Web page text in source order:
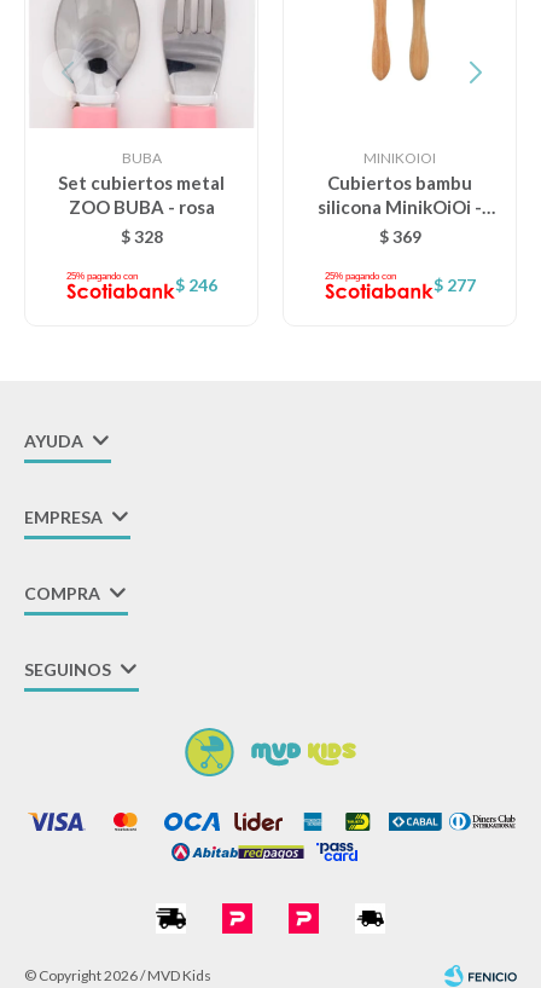
BUBA
Set cubiertos metal
ZOO BUBA - rosa
$ 328
$ 246
MINIKOIOI
Cubiertos bambu
silicona MinikOiOi -
beige
$ 369
$ 277
AYUDA
EMPRESA
COMPRA
SEGUINOS
© Copyright 2026 / MVD Kids